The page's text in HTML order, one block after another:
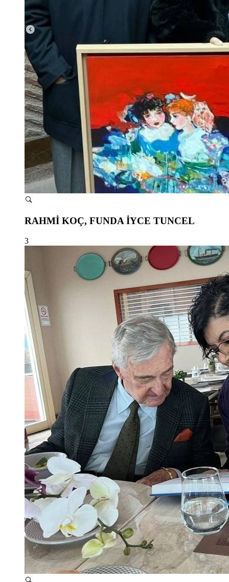
RAHMİ KOÇ, FUNDA İYCE TUNCEL
3